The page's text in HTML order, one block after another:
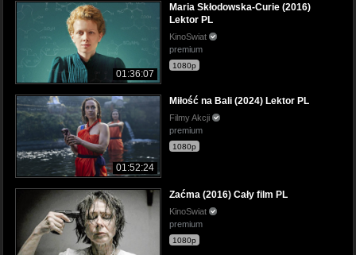
01:36:07
Maria Skłodowska-Curie (2016)
Lektor PL
KinoSwiat
premium
1080p
01:52:24
Miłość na Bali (2024) Lektor PL
Filmy Akcji
premium
1080p
Zaćma (2016) Cały film PL
KinoSwiat
premium
1080p